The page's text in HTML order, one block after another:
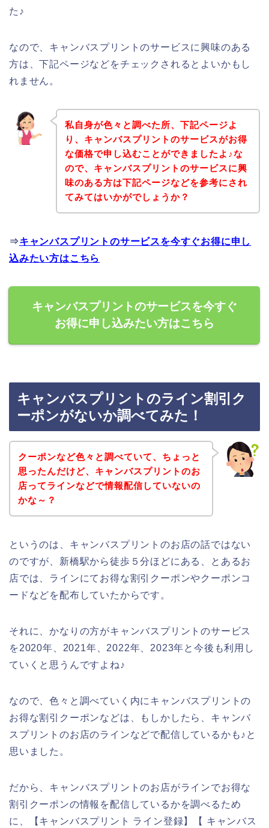
た♪
なので、キャンバスプリントのサービスに興味のある
方は、下記ページなどをチェックされるとよいかもし
れません。
私自身が色々と調べた所、下記ページよ
り、キャンバスプリントのサービスがお得
な価格で申し込むことができましたよ♪な
ので、キャンバスプリントのサービスに興
味のある方は下記ページなどを参考にされ
てみてはいかがでしょうか？
⇒キャンバスプリントのサービスを今すぐお得に申し
込みたい方はこちら
キャンバスプリントのサービスを今すぐ
お得に申し込みたい方はこちら
キャンバスプリントのライン割引ク
ーポンがないか調べてみた！
クーポンなど色々と調べていて、ちょっと
思ったんだけど、キャンバスプリントのお
店ってラインなどで情報配信していないの
かな～？
というのは、キャンバスプリントのお店の話ではない
のですが、新橋駅から徒歩５分ほどにある、とあるお
店では、ラインにてお得な割引クーポンやクーポンコ
ードなどを配布していたからです。
それに、かなりの方がキャンバスプリントのサービス
を2020年、2021年、2022年、2023年と今後も利用し
ていくと思うんですよね♪
なので、色々と調べていく内にキャンバスプリントの
お得な割引クーポンなどは、もしかしたら、キャンバ
スプリントのお店のラインなどで配信しているかも♪と
思いました。
だから、キャンバスプリントのお店がラインでお得な
割引クーポンの情報を配信しているかを調べるため
に、【キャンバスプリント ライン登録】【 キャンバス